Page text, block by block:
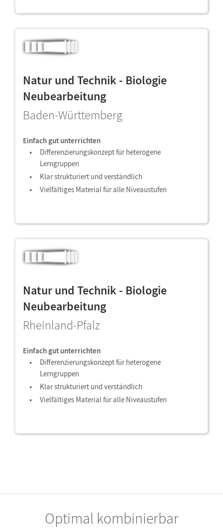
Natur und Technik - Biologie
Neubearbeitung
Baden-Württemberg
Einfach gut unterrichten
Differenzierungskonzept für heterogene
Lerngruppen
Klar strukturiert und verständlich
Vielfältiges Material für alle Niveaustufen
Natur und Technik - Biologie
Neubearbeitung
Rheinland-Pfalz
Einfach gut unterrichten
Differenzierungskonzept für heterogene
Lerngruppen
Klar strukturiert und verständlich
Vielfältiges Material für alle Niveaustufen
Optimal kombinierbar